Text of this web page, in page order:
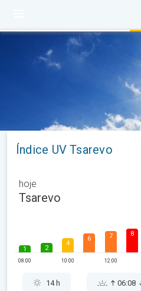
Índice UV Tsarevo
hoje
Tsarevo
1
08:00
2
4
10:00
6 7
12:00
8
14 h 06:08